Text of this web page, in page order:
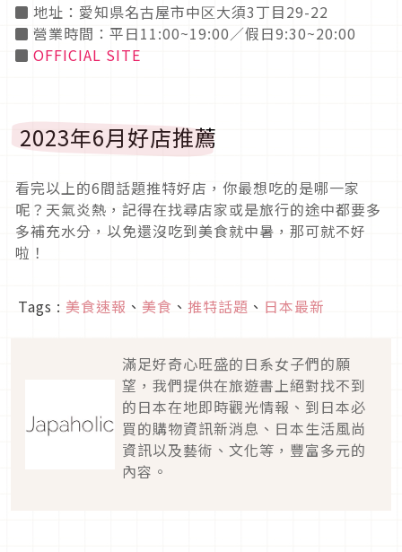
◼ 地址：愛知県名古屋市中区大須3丁目29-22
◼ 營業時間：平日11:00~19:00／假日9:30~20:00
◼ OFFICIAL SITE
2023年6月好店推薦
看完以上的6間話題推特好店，你最想吃的是哪一家
呢？天氣炎熱，記得在找尋店家或是旅行的途中都要多
多補充水分，以免還沒吃到美食就中暑，那可就不好
啦！
Tags : 美食速報 、 美食 、 推特話題 、 日本最新
滿足好奇心旺盛的日系女子們的願
望，我們提供在旅遊書上絕對找不到
的日本在地即時觀光情報、到日本必
買的購物資訊新消息、日本生活風尚
資訊以及藝術、文化等，豐富多元的
內容。